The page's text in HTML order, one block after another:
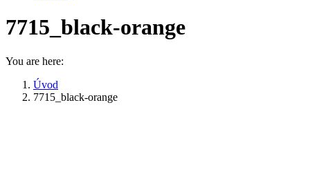
7715_black-orange
You are here:
Úvod
7715_black-orange